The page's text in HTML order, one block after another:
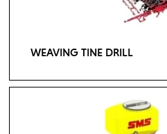
WEAVING TINE DRILL